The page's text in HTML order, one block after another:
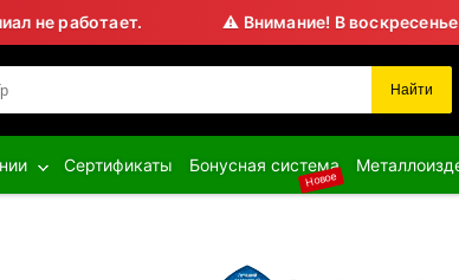
⚠ Внимание! В воскресенье по
Найти
Сертификаты Бонусная система
Новое